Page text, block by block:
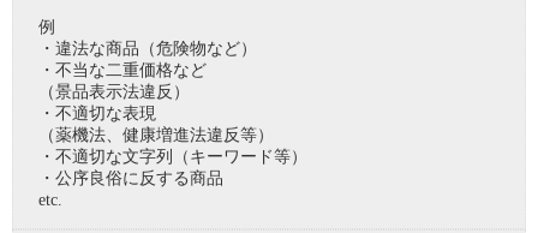
例
・違法な商品（危険物など）
・不当な二重価格など
（景品表示法違反）
・不適切な表現
（薬機法、健康増進法違反等）
・不適切な文字列（キーワード等）
・公序良俗に反する商品
etc.